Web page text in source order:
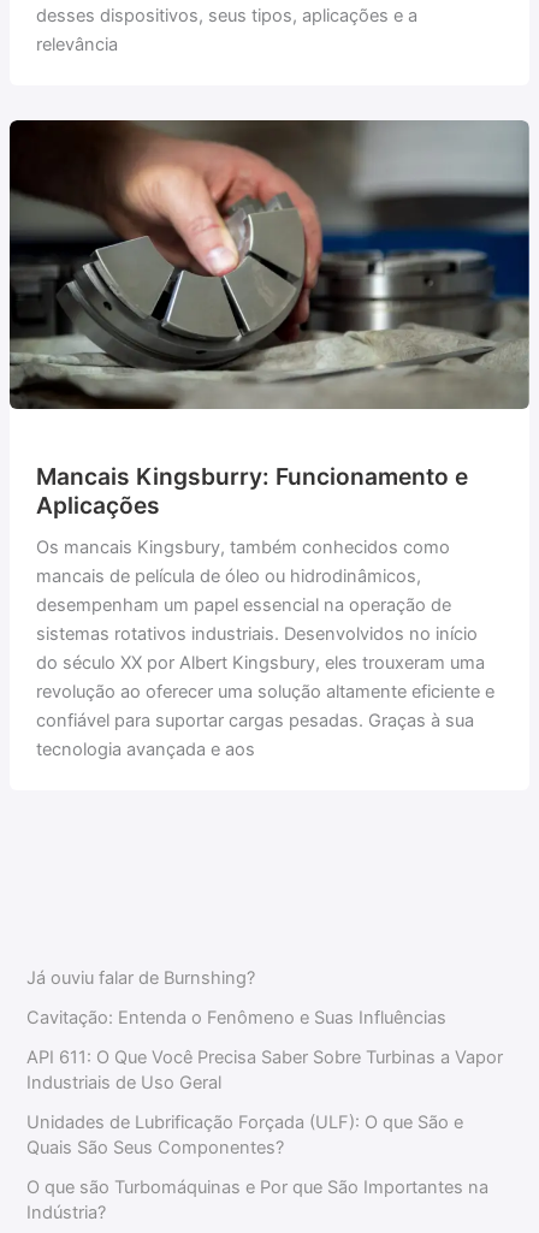
desses dispositivos, seus tipos, aplicações e a
relevância
Mancais Kingsburry: Funcionamento e
Aplicações
Os mancais Kingsbury, também conhecidos como
mancais de película de óleo ou hidrodinâmicos,
desempenham um papel essencial na operação de
sistemas rotativos industriais. Desenvolvidos no início
do século XX por Albert Kingsbury, eles trouxeram uma
revolução ao oferecer uma solução altamente eficiente e
confiável para suportar cargas pesadas. Graças à sua
tecnologia avançada e aos
Já ouviu falar de Burnshing?
Cavitação: Entenda o Fenômeno e Suas Influências
API 611: O Que Você Precisa Saber Sobre Turbinas a Vapor
Industriais de Uso Geral
Unidades de Lubrificação Forçada (ULF): O que São e
Quais São Seus Componentes?
O que são Turbomáquinas e Por que São Importantes na
Indústria?